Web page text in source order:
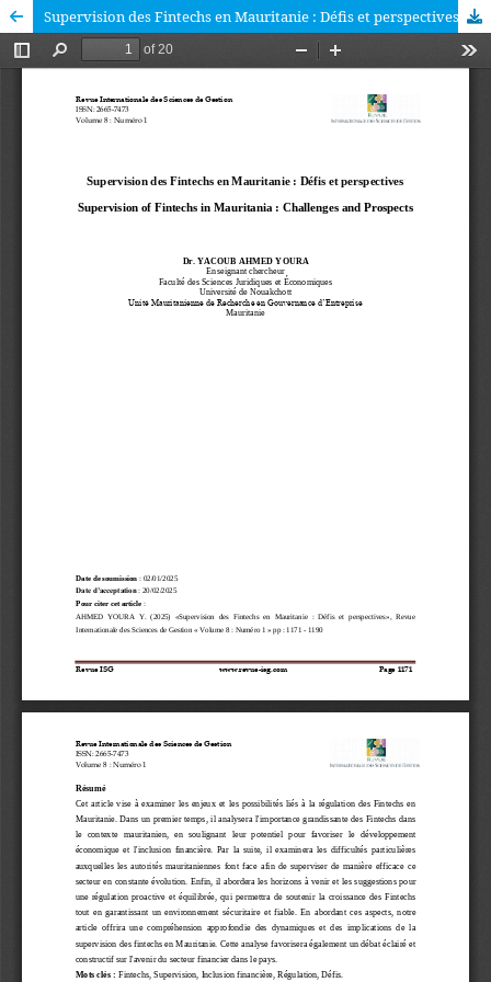
Supervision des Fintechs en Mauritanie : Défis et perspectives